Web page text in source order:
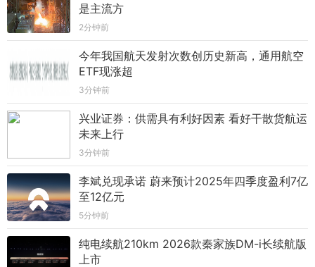
是主流方
2分钟前
今年我国航天发射次数创历史新高，通用航空
ETF现涨超
3分钟前
兴业证券：供需具有利好因素 看好干散货航运
未来上行
3分钟前
李斌兑现承诺 蔚来预计2025年四季度盈利7亿
至12亿元
5分钟前
纯电续航210km 2026款秦家族DM-i长续航版
上市